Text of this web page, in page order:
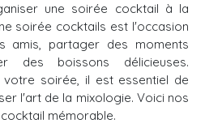
une soirée cocktail à la
soirée cocktails est l'occasion
amis, partager des moments
des boissons délicieuses.
votre soirée, il est essentiel de
l'art de la mixologie. Voici nos
mémorable.